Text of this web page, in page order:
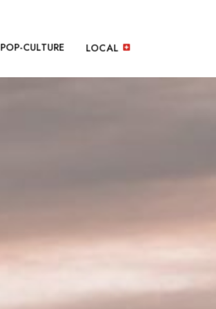
POP-CULTURE LOCAL